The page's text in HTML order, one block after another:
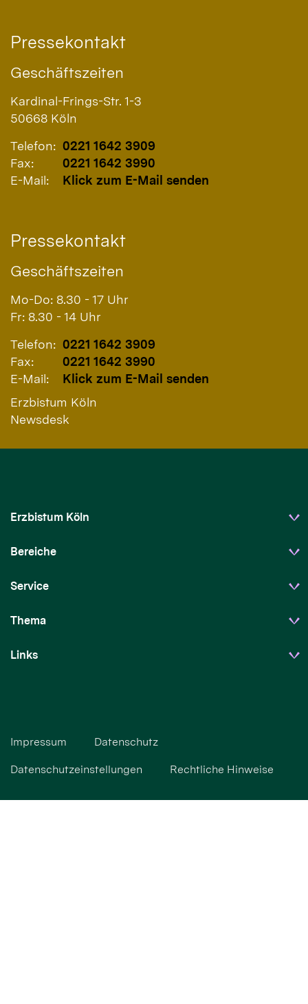
Pressekontakt
Geschäftszeiten
Kardinal-Frings-Str. 1-3
50668 Köln
Telefon: 0221 1642 3909
Fax:
0221 1642 3990
E-Mail:
Klick zum E-Mail senden
Pressekontakt
Geschäftszeiten
Mo-Do: 8.30 - 17 Uhr
Fr: 8.30 - 14 Uhr
Telefon: 0221 1642 3909
Fax:
0221 1642 3990
E-Mail:
Klick zum E-Mail senden
Erzbistum Köln
Newsdesk
Erzbistum Köln
Bereiche
Service
Thema
Links
Impressum Datenschutz
Datenschutzeinstellungen Rechtliche Hinweise